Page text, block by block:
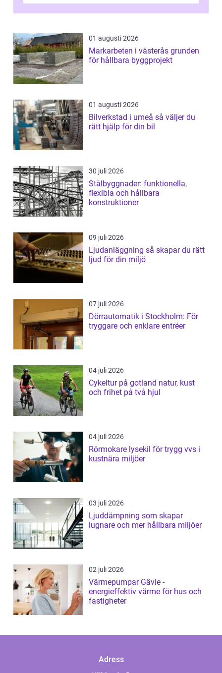
01 augusti 2026
Markarbeten i västerås grunden
för hållbara byggprojekt
01 augusti 2026
Bilverkstad i umeå så väljer du
rätt hjälp för din bil
30 juli 2026
Stålbyggnader: funktionella,
flexibla och hållbara
konstruktioner
09 juli 2026
Ljudanläggning så skapar du rätt
ljud för din miljö
07 juli 2026
Dörrautomatik i Stockholm: För
tryggare och enklare entréer
04 juli 2026
Cykeltur på gotland natur, kust
och frihet på två hjul
04 juli 2026
Rörmokare lysekil för trygg vvs i
kustnära miljöer
03 juli 2026
Ljuddämpning som skapar
lugnare och mer hållbara miljöer
02 juli 2026
Värmepumpar Gävle -
energieffektiv värme för hus och
fastigheter
Adress